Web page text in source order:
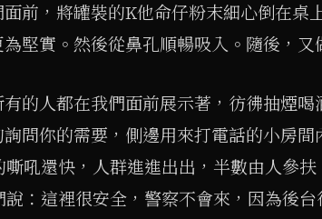
前，將罐裝的K他命仔粉末細心倒在桌
堅實。然後從鼻孔順暢吸入。隨後，又
的人都在我們面前展示著，彷彿抽煙喝
問你的需要，側邊用來打電話的小房
嘶吼還快，人群進進出出，半數由人參
說：這裡很安全，警察不會來，因為後台